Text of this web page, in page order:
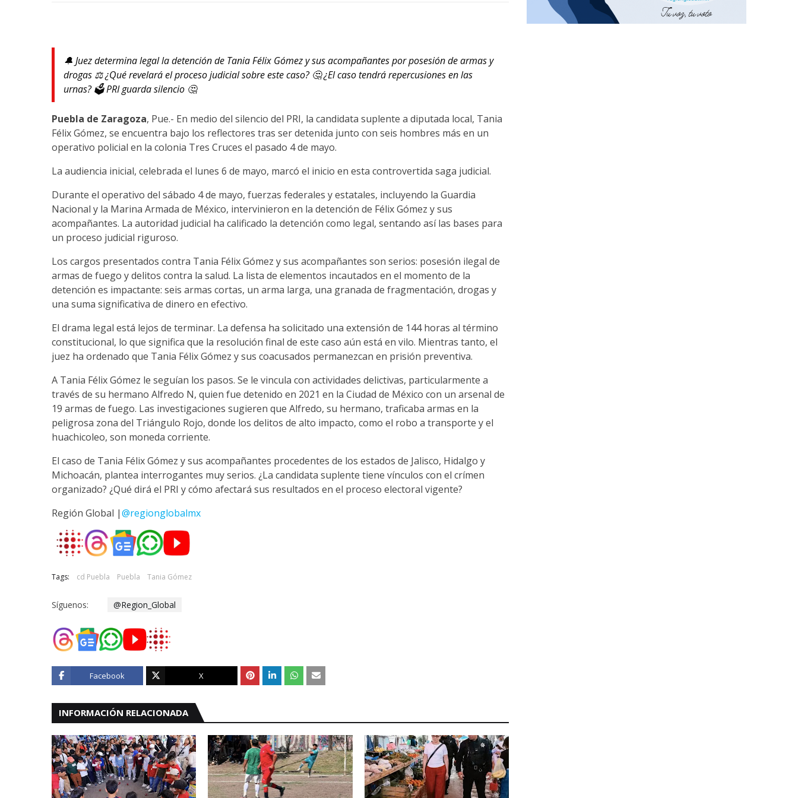
🔔 Juez determina legal la detención de Tania Félix Gómez y sus acompañantes por posesión de armas y
drogas ⚖️ ¿Qué revelará el proceso judicial sobre este caso? 🤔 ¿El caso tendrá repercusiones en las
urnas? 🗳️ PRI guarda silencio 🤔
Puebla de Zaragoza, Pue.- En medio del silencio del PRI, la candidata suplente a diputada local, Tania
Félix Gómez, se encuentra bajo los reflectores tras ser detenida junto con seis hombres más en un
operativo policial en la colonia Tres Cruces el pasado 4 de mayo.
La audiencia inicial, celebrada el lunes 6 de mayo, marcó el inicio en esta controvertida saga judicial.
Durante el operativo del sábado 4 de mayo, fuerzas federales y estatales, incluyendo la Guardia
Nacional y la Marina Armada de México, intervinieron en la detención de Félix Gómez y sus
acompañantes. La autoridad judicial ha calificado la detención como legal, sentando así las bases para
un proceso judicial riguroso.
Los cargos presentados contra Tania Félix Gómez y sus acompañantes son serios: posesión ilegal de
armas de fuego y delitos contra la salud. La lista de elementos incautados en el momento de la
detención es impactante: seis armas cortas, un arma larga, una granada de fragmentación, drogas y
una suma significativa de dinero en efectivo.
El drama legal está lejos de terminar. La defensa ha solicitado una extensión de 144 horas al término
constitucional, lo que significa que la resolución final de este caso aún está en vilo. Mientras tanto, el
juez ha ordenado que Tania Félix Gómez y sus coacusados permanezcan en prisión preventiva.
A Tania Félix Gómez le seguían los pasos. Se le vincula con actividades delictivas, particularmente a
través de su hermano Alfredo N, quien fue detenido en 2021 en la Ciudad de México con un arsenal de
19 armas de fuego. Las investigaciones sugieren que Alfredo, su hermano, traficaba armas en la
peligrosa zona del Triángulo Rojo, donde los delitos de alto impacto, como el robo a transporte y el
huachicoleo, son moneda corriente.
El caso de Tania Félix Gómez y sus acompañantes procedentes de los estados de Jalisco, Hidalgo y
Michoacán, plantea interrogantes muy serios. ¿La candidata suplente tiene vínculos con el crímen
organizado? ¿Qué dirá el PRI y cómo afectará sus resultados en el proceso electoral vigente?
Región Global |@regionglobalmx
Tags: cd Puebla Puebla Tania Gómez
Síguenos: @Region_Global
Facebook X
INFORMACIÓN RELACIONADA